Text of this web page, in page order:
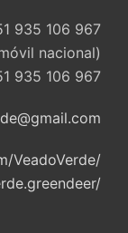
935 106 967
nacional)
935 106 967
VeadoVerde/